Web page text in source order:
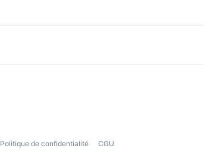
Politique de confidentialité CGU